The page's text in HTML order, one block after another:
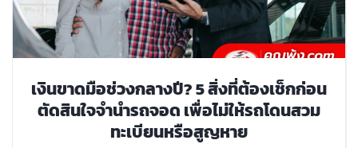
เงินขาดมือช่วงกลางปี? 5 สิ่งที่ต้องเช็กก่อน
ตัดสินใจจำนำรถจอด เพื่อไม่ให้รถโดนสวม
ทะเบียนหรือสูญหาย